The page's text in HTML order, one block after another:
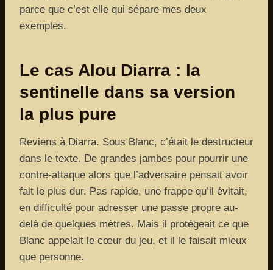
parce que c’est elle qui sépare mes deux
exemples.
Le cas Alou Diarra : la
sentinelle dans sa version
la plus pure
Reviens à Diarra. Sous Blanc, c’était le destructeur
dans le texte. De grandes jambes pour pourrir une
contre-attaque alors que l’adversaire pensait avoir
fait le plus dur. Pas rapide, une frappe qu’il évitait,
en difficulté pour adresser une passe propre au-
delà de quelques mètres. Mais il protégeait ce que
Blanc appelait le cœur du jeu, et il le faisait mieux
que personne.